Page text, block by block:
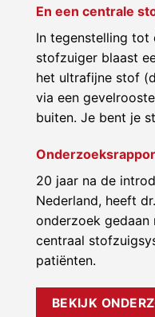
En een centrale
In tegenstelling tot
stofzuiger blaast
het ultrafijne stof
via een
buiten. Je bent je
20 jaar na de
Nederland, heeft
onderzoek gedaan
centraal
patiënten.
BEKIJK